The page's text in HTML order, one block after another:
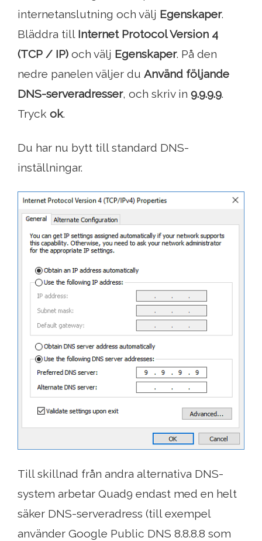
internetanslutning och välj Egenskaper.
Bläddra till Internet Protocol Version 4
(TCP / IP) och välj Egenskaper. På den
nedre panelen väljer du Använd följande
DNS-serveradresser, och skriv in 9.9.9.9.
Tryck ok.
Du har nu bytt till standard DNS-
inställningar.
Till skillnad från andra alternativa DNS-
system arbetar Quad9 endast med en helt
säker DNS-serveradress (till exempel
använder Google Public DNS 8.8.8.8 som